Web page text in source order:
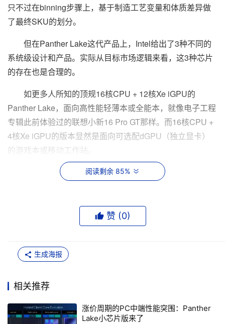
只不过在binning步骤上，基于制造工艺变量和体质差异做
了最终SKU的划分。
但在Panther Lake这代产品上，Intel给出了3种不同的
系统级设计和产品。实际从目标市场逻辑来看，这3种芯片
的存在也是合理的。
如更多人所知的顶规16核CPU + 12核Xe iGPU的
Panther Lake，面向高性能轻薄本或全能本，就像电子工程
专辑此前体验过的联想小新16 Pro GT那样。而16核CPU +
4核Xe iGPU的版本显然是面向可选配dGPU（独立显卡）
的游戏本或移动工作站。
示，酷睿Ultra 5 335/325/332/322，以下称小die版Panther
Lake）原本的目标应用预期是：极致轻薄型移动设备（如
因为它们的核心数更少、频率/带宽更低、功耗更低，
所以有这番预期，部分原因是Intel曾在发布会上提过8核
——而Lunar Lake显然是低功耗处理器的旗舰定位...
阅读剩余 85%
赞 (0)
生成海报
相关推荐
涨价周期的PC中端性能突围：Panther
Lake小芯片版来了